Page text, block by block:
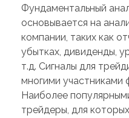
Фундаментальный
основывается на
компании, таких как
убытках, дивиденды,
т.д. Сигналы для
многими участниками
Наиболее
трейдеры, для